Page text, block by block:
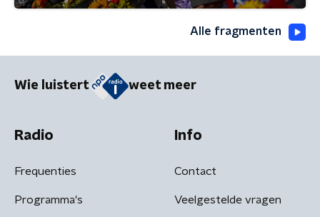
Alle fragmenten
Wie luistert weet meer
Radio
Frequenties
Programma's
Info
Contact
Veelgestelde vragen